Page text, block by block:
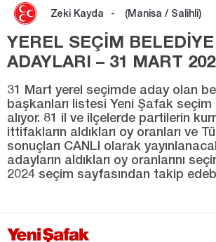
Uşak
Van
Yalova
Yozgat
Zonguldak
Zeki Kayda - (Manisa / Salihli)
YEREL SEÇİM
ADAYLARI – 31 MART
31 Mart yerel seçimde aday olan
başkanları listesi Yeni Şafak seçim
alıyor. 81 il ve ilçelerde partilerin
ittifakların aldıkları oy oranları ve
sonuçları CANLI olarak
adayların aldıkları oy oranlarını
2024 seçim sayfasından takip